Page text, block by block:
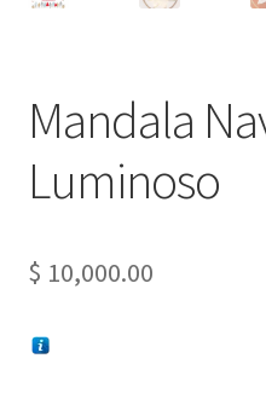
Mandala
Luminoso
$ 10,000.00